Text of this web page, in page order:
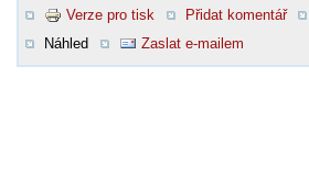
Verze pro tisk Přidat komentář
Náhled
Zaslat e-mailem